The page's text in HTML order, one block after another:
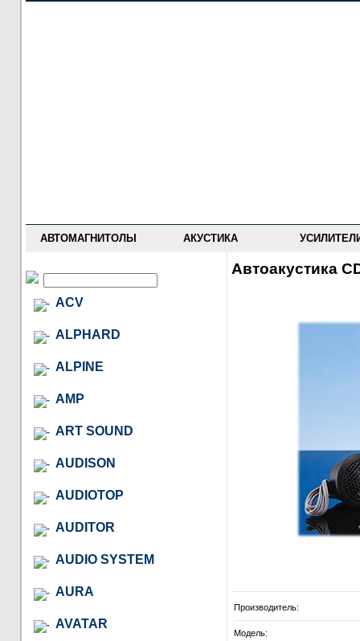
АВТОМАГНИТОЛЫ АКУСТИКА
ACV
ALPHARD
ALPINE
AMP
ART SOUND
AUDISON
AUDIOTOP
AUDITOR
AUDIO SYSTEM
AURA
AVATAR
Автоакустика
Производитель:
Модель: